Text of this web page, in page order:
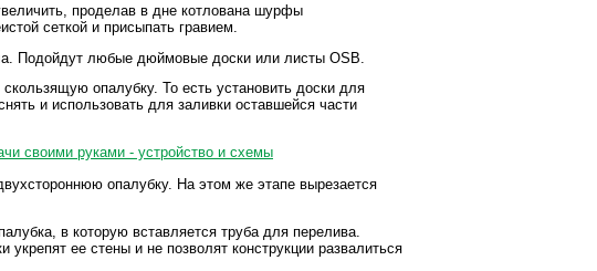
проделав в дне котлована шурфы
сеткой и присыпать гравием.
Подойдут любые дюймовые доски или листы OSB.
опалубку. То есть установить доски для
и использовать для заливки оставшейся части
опалубку. На этом же этапе вырезается
в которую вставляется труба для перелива.
ее стены и не позволят конструкции развалиться